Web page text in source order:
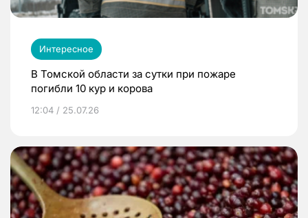
Интересное
В Томской области за сутки при пожаре
погибли 10 кур и корова
12:04 / 25.07.26